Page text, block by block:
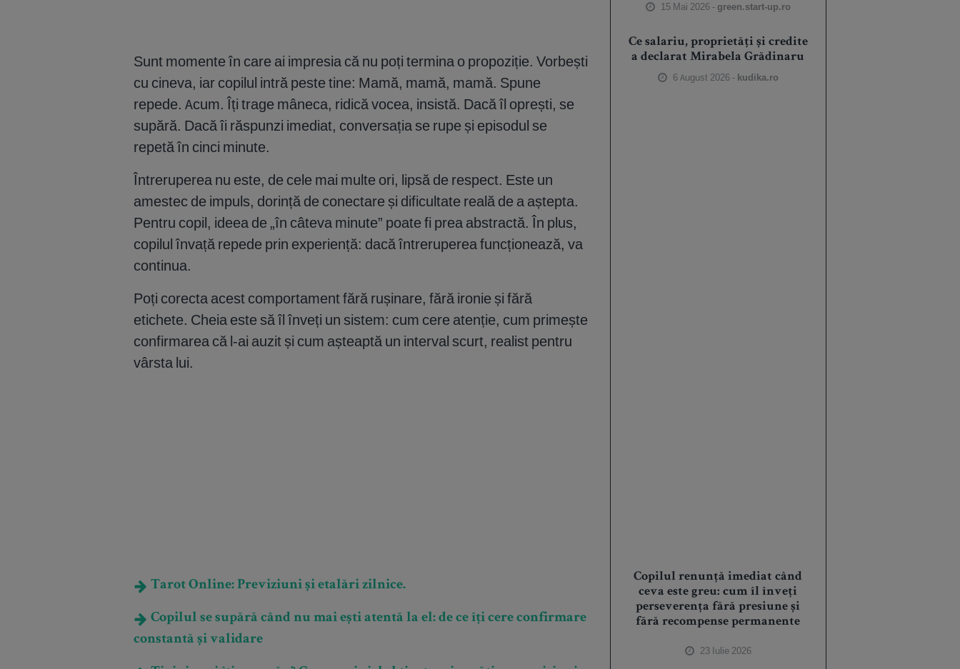
Sunt momente în care ai impresia că nu poți termina o propoziție. Vorbești
cu cineva, iar copilul intră peste tine: Mamă, mamă, mamă. Spune
repede. Acum. Îți trage mâneca, ridică vocea, insistă. Dacă îl oprești, se
supără. Dacă îi răspunzi imediat, conversația se rupe și episodul se
repetă în cinci minute.
Întreruperea nu este, de cele mai multe ori, lipsă de respect. Este un
amestec de impuls, dorință de conectare și dificultate reală de a aștepta.
Pentru copil, ideea de „în câteva minute” poate fi prea abstractă. În plus,
copilul învață repede prin experiență: dacă întreruperea funcționează, va
continua.
Poți corecta acest comportament fără rușinare, fără ironie și fără
etichete. Cheia este să îl înveți un sistem: cum cere atenție, cum primește
confirmarea că l-ai auzit și cum așteaptă un interval scurt, realist pentru
vârsta lui.
Tarot Online: Previziuni și etalări zilnice.
Copilul se supără când nu mai ești atentă la el: de ce îți cere confirmare
constantă și validare
15 Mai 2026 - green.start-up.ro
Ce salariu, proprietăți și credite
a declarat Mirabela Grădinaru
6 August 2026 - kudika.ro
Copilul renunță imediat când
ceva este greu: cum îl înveți
perseverența fără presiune și
fără recompense permanente
23 Iulie 2026